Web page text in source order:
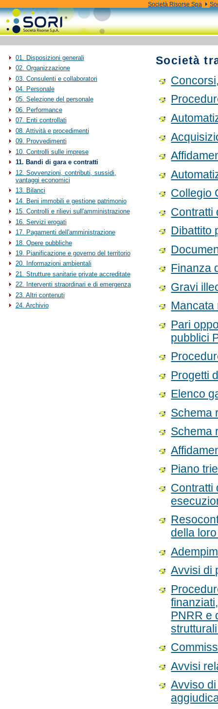
Società Risorse Spa
01. Disposizioni generali
02. Organizzazione
03. Consulenti e collaboratori
04. Personale
05. Selezione del personale
06. Performance
07. Enti controllati
08. Attività e procedimenti
09. Provvedimenti
10. Controlli sulle imprese
11. Bandi di gara e contratti
12. Sovvenzioni, contributi, sussidi,
vantaggi economici
13. Bilanci
14. Beni immobili e gestione patrimonio
15. Controlli e rilievi sull'amministrazione
16. Servizi erogati
17. Pagamenti dell'amministrazione
18. Opere pubbliche
19. Pianificazione e governo del territorio
20. Informazioni ambientali
21. Strutture sanitarie private accreditate
22. Interventi straordinari e di emergenza
23. Altri contenuti
24. Archivio
Società
Collegio
Contratti
Dibattito
Finanza
Gravi
Mancata
Pari
pubblici
Progetti
Elenco
Schema
Schema
Piano
Contratti
della
Avvisi di
PNRR e
Avvisi
Avviso